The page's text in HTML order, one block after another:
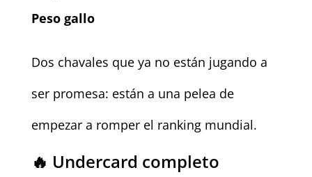
Peso gallo
Dos chavales que ya no están jugando a
ser promesa: están a una pelea de
empezar a romper el ranking mundial.
🔥 Undercard completo